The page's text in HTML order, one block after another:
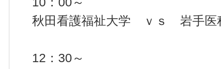
秋田看護福祉大学 ｖｓ 岩手医
12：30～